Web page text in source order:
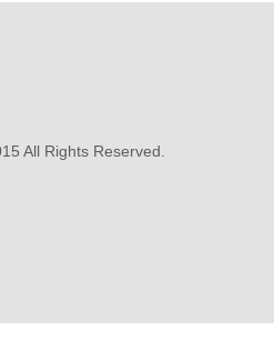
All Rights Reserved.